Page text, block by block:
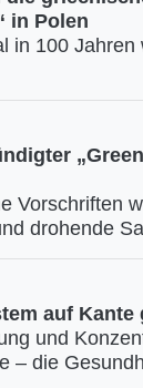
in Polen
in 100 Jahren
Vorschriften
drohende
auf Kante
und
– die